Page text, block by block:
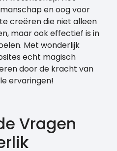
en oog voor
creëren die niet alleen
maar ook effectief is in
Met wonderlijk
echt magisch
door de kracht van
ervaringen!
Vragen